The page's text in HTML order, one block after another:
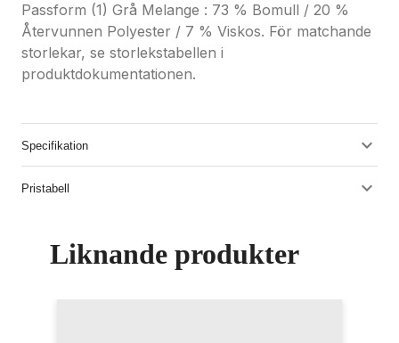
Passform (1) Grå Melange : 73 % Bomull / 20 %
Återvunnen Polyester / 7 % Viskos. För matchande
storlekar, se storlekstabellen i
produktdokumentationen.
Specifikation
Pristabell
Liknande produkter